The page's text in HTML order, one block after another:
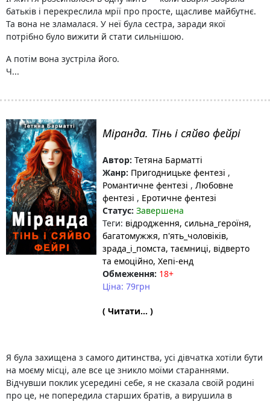
батьків і перекреслила мрії про просте, щасливе майбутнє.
Та вона не зламалася. У неї була сестра, заради якої
потрібно було вижити й стати сильнішою.
А потім вона зустріла його.
Ч...
Міранда. Тінь і сяйво фейрі
Автор: Тетяна Барматті
Жанр: Пригодницьке фентезі ,
Романтичне фентезі , Любовне
фентезі , Еротичне фентезі
Статус: Завершена
Теги: відродження, сильна_героїня,
багатомужжя, п'ять_чоловіків,
зрада_і_помста, таємниці, відверто
та емоційно, Хепі-енд
Обмеження: 18+
Ціна: 79грн
( Читати... )
Я була захищена з самого дитинства, усі дівчатка хотіли бути
на моєму місці, але все це зникло моїми стараннями.
Відчувши поклик усередині себе, я не сказала своїй родині
про це, не попередила старших братів, а вирушила в